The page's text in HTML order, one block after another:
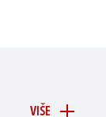
VIŠE